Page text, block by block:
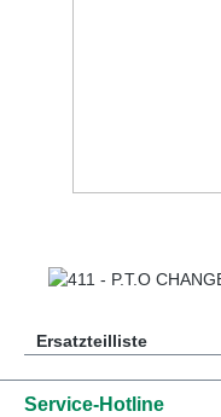
Ersatzteilliste
Service-Hotline